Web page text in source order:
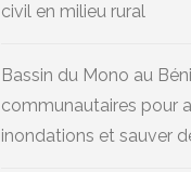
civil en milieu rural
Bassin du Mono au
communautaires pour
inondations et sauver